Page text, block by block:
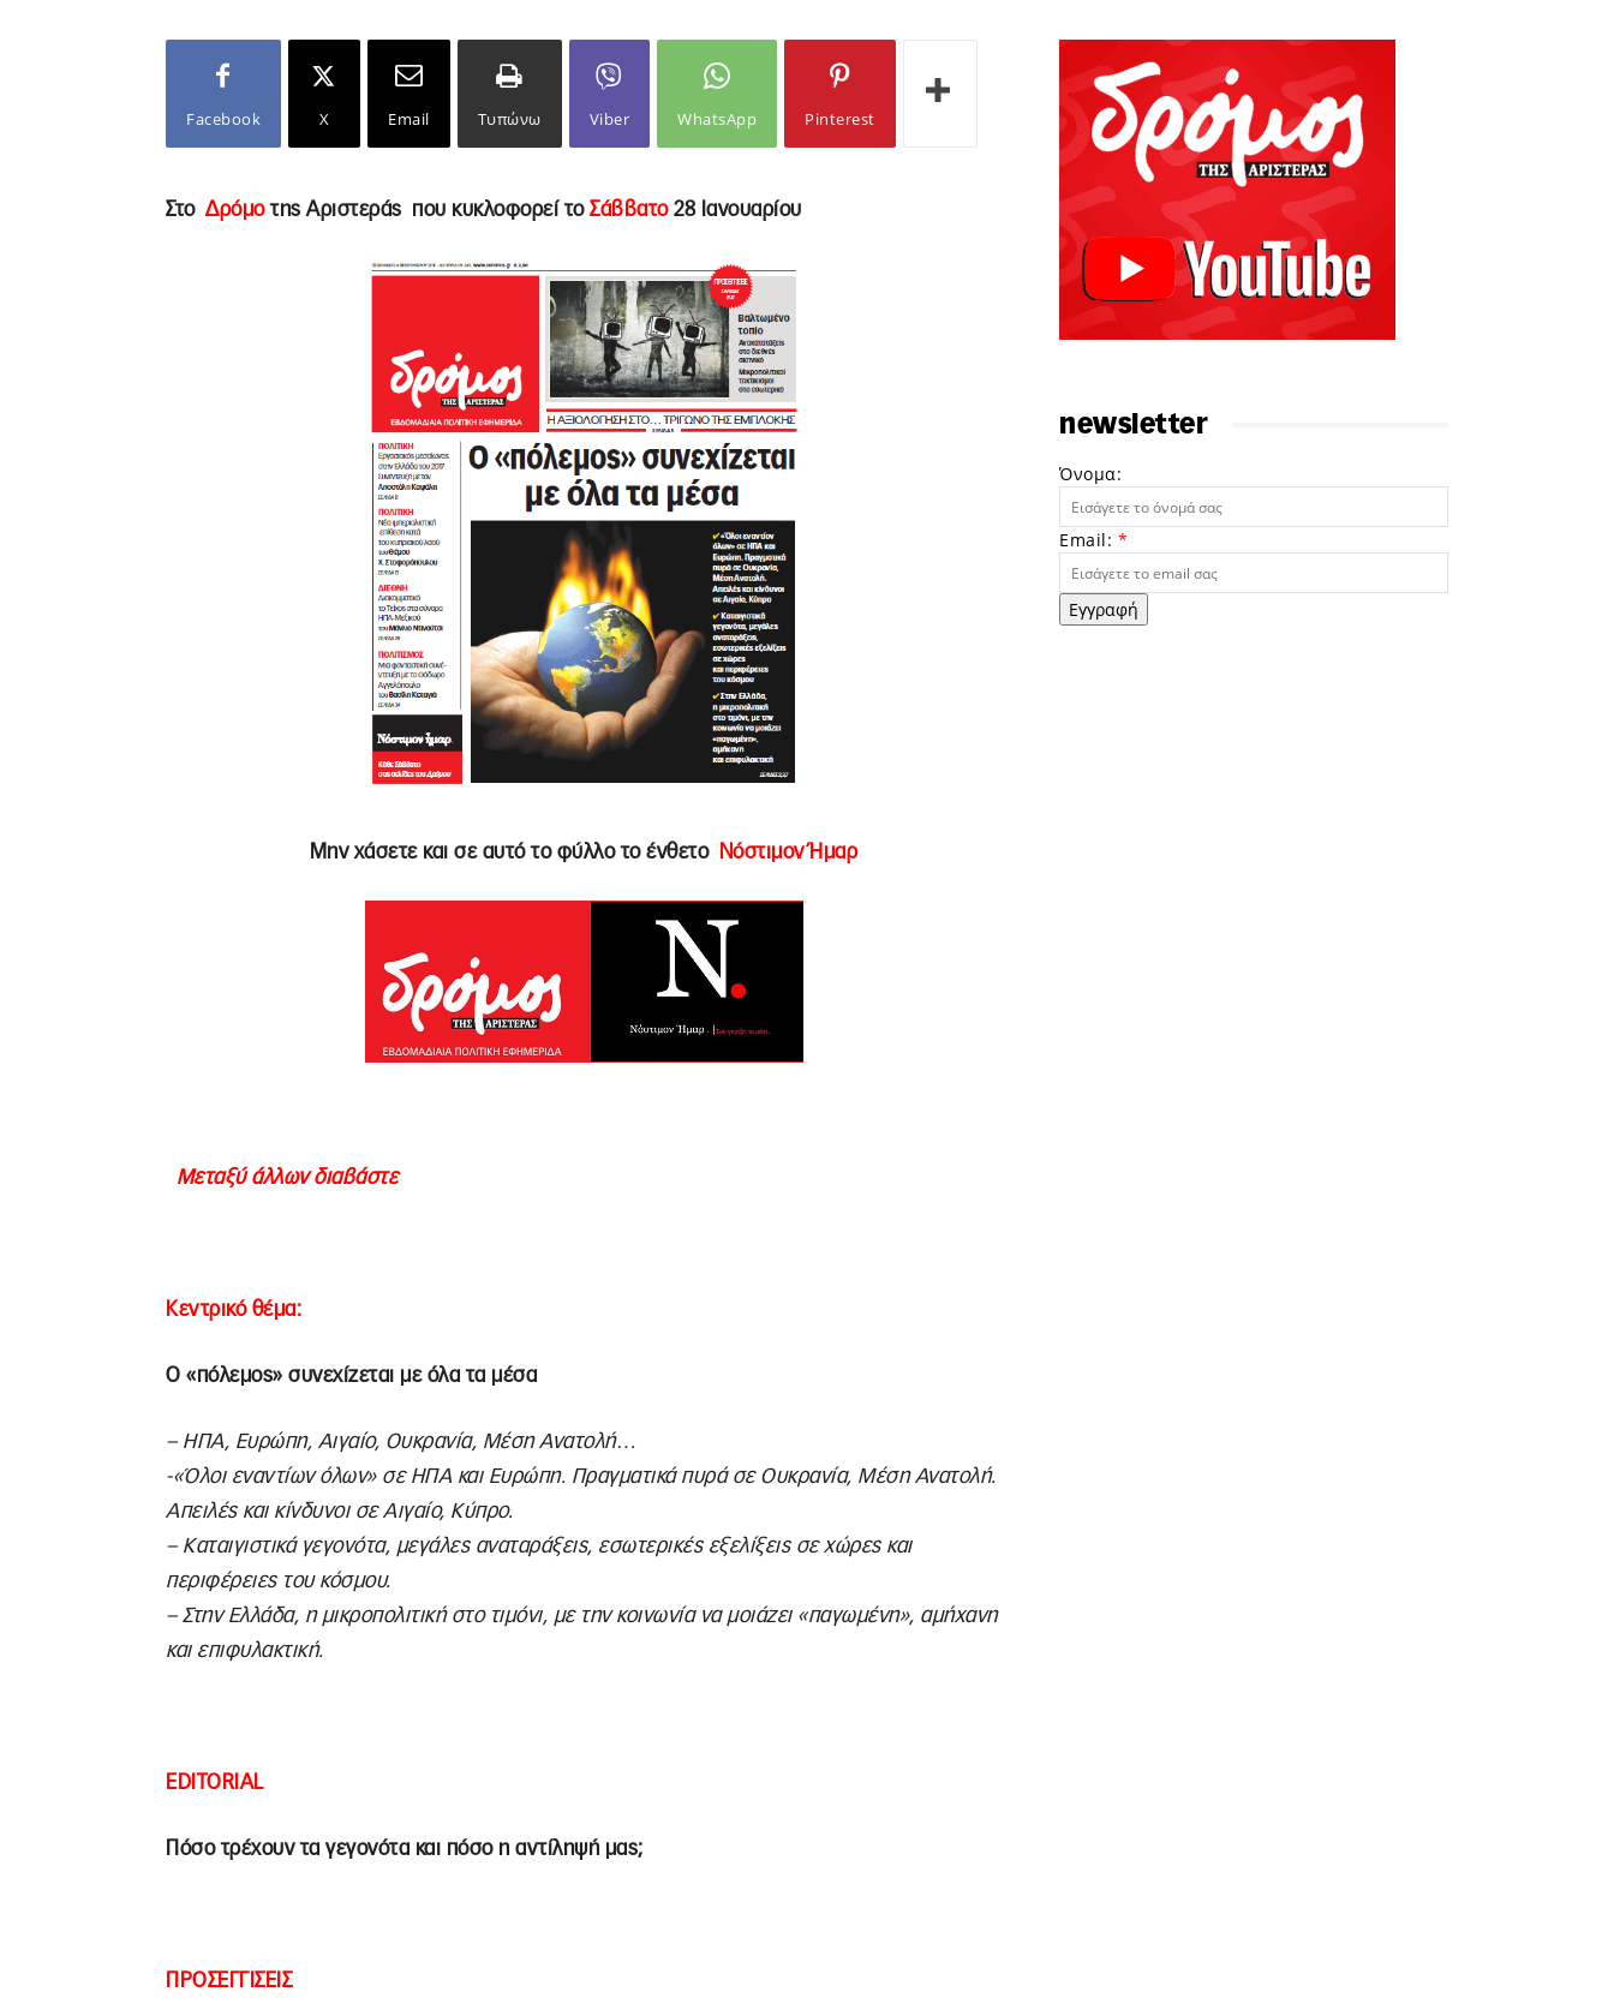
Facebook X Email Τυπώνω Viber WhatsApp Pinterest
Στο Δρόμοτης Αριστεράς που κυκλοφορεί το Σάββατο 28 Ιανουαρίου
Μην χάσετε και σε αυτό το φύλλο το ένθετο Νόστιμον Ήμαρ
Μεταξύ άλλων διαβάστε
Κεντρικό θέμα:
Ο «πόλεμος» συνεχίζεται με όλα τα μέσα
– ΗΠΑ, Ευρώπη, Αιγαίο, Ουκρανία, Μέση Ανατολή…
-«Όλοι εναντίων όλων» σε ΗΠΑ και Ευρώπη. Πραγματικά πυρά σε Ουκρανία, Μέση Ανατολή.
Απειλές και κίνδυνοι σε Αιγαίο, Κύπρο.
– Καταιγιστικά γεγονότα, μεγάλες αναταράξεις, εσωτερικές εξελίξεις σε χώρες και
περιφέρειες του κόσμου.
– Στην Ελλάδα, η μικροπολιτική στο τιμόνι, με την κοινωνία να μοιάζει «παγωμένη», αμήχανη
και επιφυλακτική.
EDITORIAL
Πόσο τρέχουν τα γεγονότα και πόσο η αντίληψή μας;
ΠΡΟΣΕΓΓΙΣΕΙΣ
newsletter
Όνομα:
Email: *
Εγγραφή